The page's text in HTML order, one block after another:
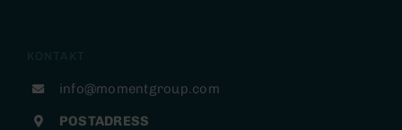
info@momentgroup.com
POSTADRESS